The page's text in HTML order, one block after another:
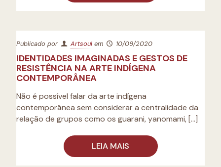
Publicado por Artsoul em 10/09/2020
IDENTIDADES IMAGINADAS E GESTOS DE
RESISTÊNCIA NA ARTE INDÍGENA
CONTEMPORÂNEA
Não é possível falar da arte indígena
contemporânea sem considerar a centralidade da
relação de grupos como os guarani, yanomami, […]
LEIA MAIS